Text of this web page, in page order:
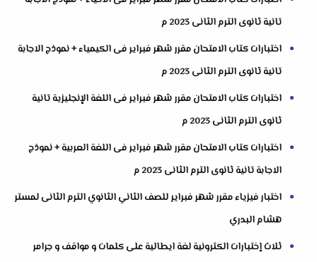
تانية ثانوى الترم الثانى 2023 م
اختبارات كتاب الامتحان مقرر شهر فبراير فى الكيمياء + نموذج الاجابة
تانية ثانوى الترم الثانى 2023 م
اختبارات كتاب الامتحان مقرر شهر فبراير فى اللغة الإنجليزية تانية
ثانوى الترم الثانى 2023 م
اختبارات كتاب الامتحان مقرر شهر فبراير فى اللغة العربية + نموذج
الاجابة تانية ثانوى الترم الثانى 2023 م
اختبار فيزياء مقرر شهر فبراير للصف الثاني الثانوي الترم الثانى لمستر
هشام البدري
ثلاث إختبارات الكترونية لغة ايطالية على كلمات و مواقف و جرامر